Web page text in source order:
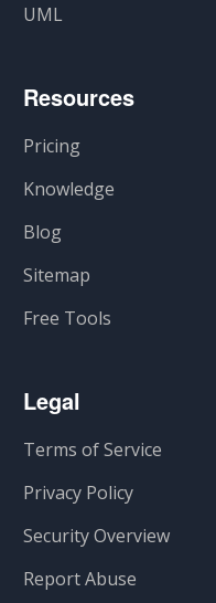
UML
Resources
Pricing
Knowledge
Blog
Sitemap
Free Tools
Legal
Terms of Service
Privacy Policy
Security Overview
Report Abuse